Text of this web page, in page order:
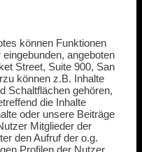
können Funktionen
angeboten
Street, Suite 900, San
können z.B. Inhalte
Schaltflächen gehören,
die Inhalte
oder unsere Beiträge
Mitglieder der
den Aufruf der o.g.
Profilen der Nutzer